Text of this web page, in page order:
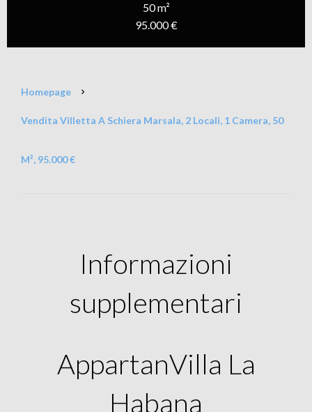
50 m²
95.000 €
Homepage
Vendita Villetta A Schiera Marsala, 2 Locali, 1 Camera, 50
M², 95.000 €
Informazioni
supplementari
AppartanVilla La
Habana